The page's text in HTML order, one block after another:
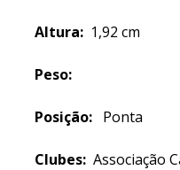
Altura: 1,92
Peso:
Posição: Ponta
Clubes: Associação